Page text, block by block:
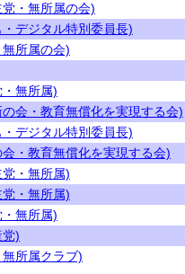
・無所属の会)
デジタル特別委員長)
所属の会)
無所属)
会・教育無償化を実現する会)
デジタル特別委員長)
・教育無償化を実現する会)
・無所属)
・無所属)
無所属)
)
所属クラブ)